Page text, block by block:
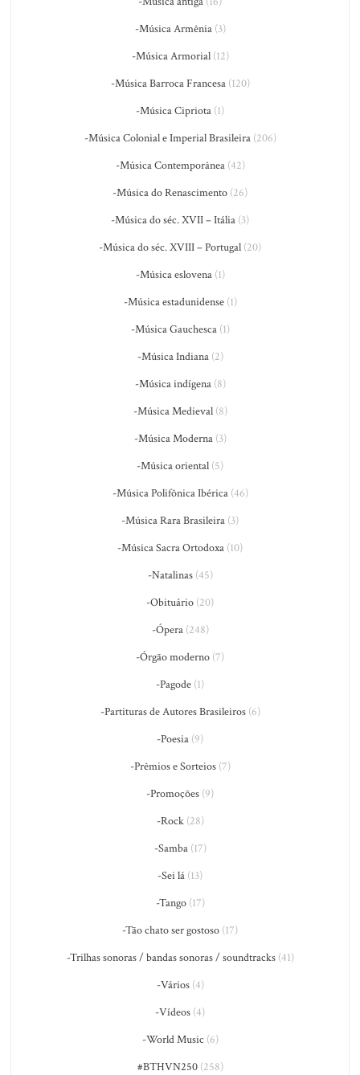
-Música Armênia(3)
-Música Armorial(12)
-Música Barroca Francesa(120)
-Música Cipriota (1)
-Música Colonial e Imperial Brasileira(206)
-Música Contemporânea(42)
-Música do Renascimento (26)
-Música do séc. XVII – Itália (3)
-Música do séc. XVIII – Portugal (20)
-Música eslovena(1)
-Música estadunidense(1)
-Música Gauchesca(1)
-Música Indiana(2)
-Música indígena(8)
-Música Medieval(8)
-Música Moderna(3)
-Música oriental (5)
-Música Polifônica Ibérica(46)
-Música Rara Brasileira (3)
-Música Sacra Ortodoxa (10)
-Natalinas(45)
-Obituário (20)
-Ópera(248)
-Órgão moderno (7)
-Pagode (1)
-Partituras de Autores Brasileiros(6)
-Poesia (9)
-Prêmios e Sorteios(7)
-Promoções (9)
-Rock(28)
-Samba(17)
-Sei lá (13)
-Tango(17)
-Tão chato ser gostoso (17)
-Trilhas sonoras / bandas sonoras / soundtracks(41)
-Vários(4)
-Vídeos (4)
-World Music (6)
#BTHVN250(258)